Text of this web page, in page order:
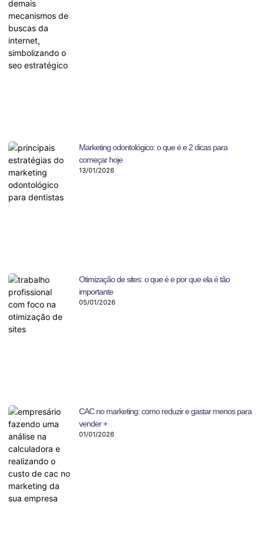
Marketing odontológico: o que é e 2 dicas para
começar hoje
13/01/2026
Otimização de sites: o que é e por que ela é tão
importante
05/01/2026
CAC no marketing: como reduzir e gastar menos para
vender +
01/01/2026